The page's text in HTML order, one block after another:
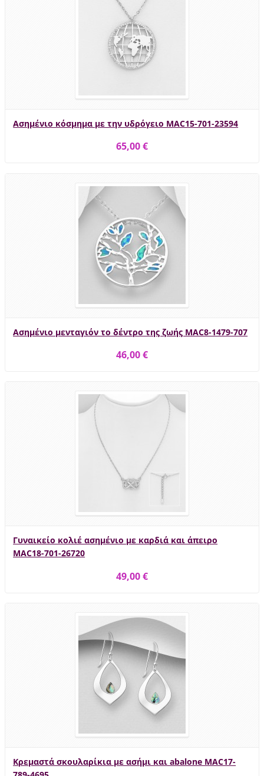
Ασημένιο κόσμημα με την υδρόγειο MAC15-701-23594
65,00 €
Ασημένιο μενταγιόν το δέντρο της ζωής MAC8-1479-707
46,00 €
Γυναικείο κολιέ ασημένιο με καρδιά και άπειρο
MAC18-701-26720
49,00 €
Κρεμαστά σκουλαρίκια με ασήμι και abalone MAC17-